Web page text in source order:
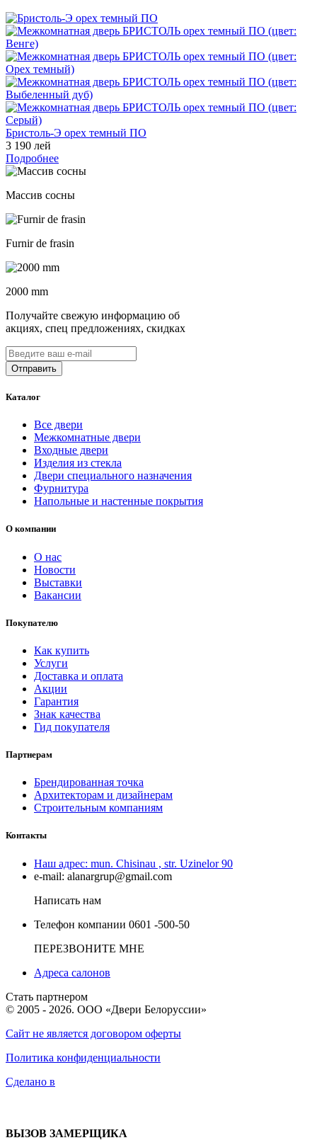
Бристоль-Э орех темный ПО
3 190 лей
Подробнее
Массив сосны
Furnir de frasin
2000 mm
Получайте свежую информацию об
акциях, спец предложениях, скидках
Каталог
Все двери
Межкомнатные двери
Входные двери
Изделия из стекла
Двери специального назначения
Фурнитура
Напольные и настенные покрытия
О компании
О нас
Новости
Выставки
Вакансии
Покупателю
Как купить
Услуги
Доставка и оплата
Акции
Гарантия
Знак качества
Гид покупателя
Партнерам
Брендированная точка
Архитекторам и дизайнерам
Строительным компаниям
Контакты
Наш адрес: mun. Chisinau , str. Uzinelor 90
e-mail: alanargrup@gmail.com
Написать нам
Телефон компании 0601 -500-50
ПЕРЕЗВОНИТЕ МНЕ
Адреса салонов
Стать партнером
© 2005 - 2026. ООО «Двери Белоруссии»
Сайт не является договором оферты
Политика конфиденциальности
Сделано в
ВЫЗОВ ЗАМЕРЩИКА